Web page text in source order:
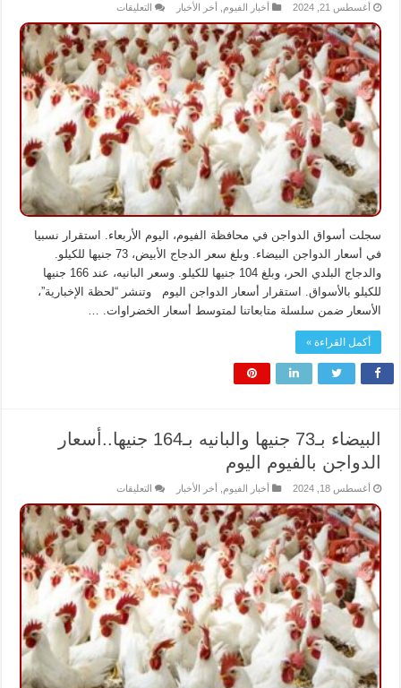
أغسطس 21, 2024 أخبار الفيوم أخر الأخبار التعليقاتعلى
بـ73
جنيها
والبانيه
بـ166
جنيها..أسعار
الدواجن
بالفيوم
اليوم
مغلقة
سجلت أسواق الدواجن في محافظة الفيوم، اليوم الأربعاء. استقرار نسبيا
في أسعار الدواجن البيضاء. وبلغ سعر الدجاج الأبيض، 73 جنيها للكيلو.
والدجاج البلدي الحر، وبلغ 104 جنيها للكيلو. وسعر البانيه، عند 166 جنيها
للكيلو بالأسواق. استقرار أسعار الدواجن اليوم وتنشر “لحظة الإخبارية”،
الأسعار ضمن سلسلة متابعاتنا لمتوسط أسعار الخضراوات. …
أكمل القراءة »
البيضاء بـ73 جنيها والبانيه بـ164 جنيها..أسعار
الدواجن بالفيوم اليوم
أغسطس 18, 2024 أخبار الفيوم أخر الأخبار التعليقاتعلى
بـ73
جنيها
والبانيه
بـ164
جنيها..أسعار
الدواجن
بالفيوم
اليوم
مغلقة